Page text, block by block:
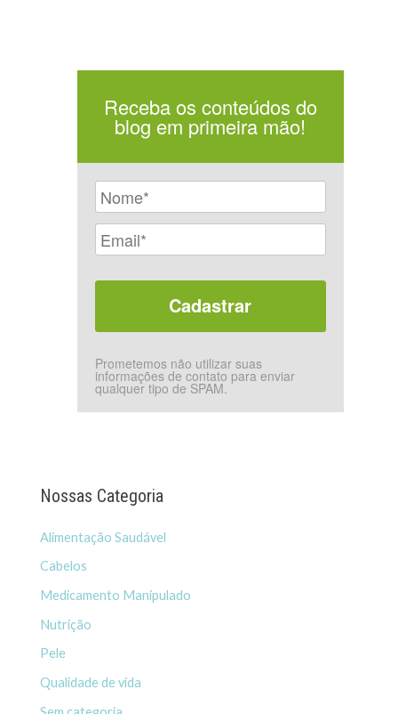
Receba os conteúdos do
blog em primeira mão!
Prometemos não utilizar suas
informações de contato para enviar
qualquer tipo de SPAM.
Nossas Categoria
Alimentação Saudável
Cabelos
Medicamento Manipulado
Nutrição
Pele
Qualidade de vida